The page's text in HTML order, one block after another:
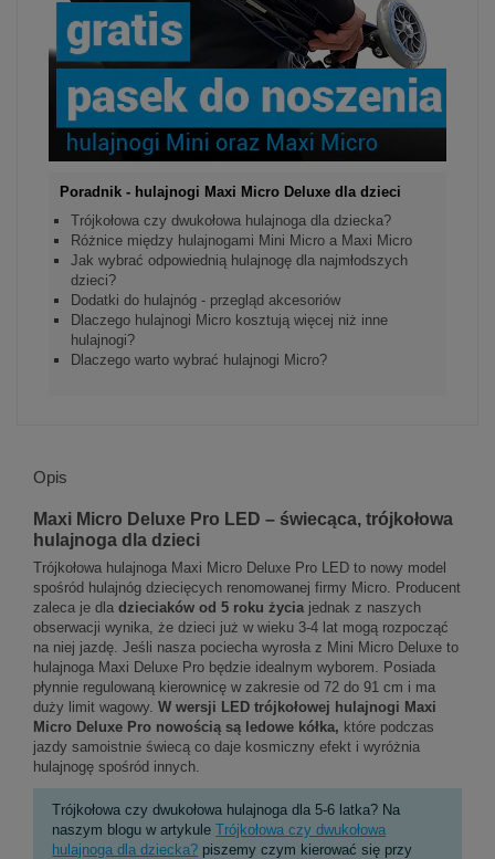
Poradnik - hulajnogi Maxi Micro Deluxe dla dzieci
Trójkołowa czy dwukołowa hulajnoga dla dziecka?
Różnice między hulajnogami Mini Micro a Maxi Micro
Jak wybrać odpowiednią hulajnogę dla najmłodszych
dzieci?
Dodatki do hulajnóg - przegląd akcesoriów
Dlaczego hulajnogi Micro kosztują więcej niż inne
hulajnogi?
Dlaczego warto wybrać hulajnogi Micro?
Opis
Maxi Micro Deluxe Pro LED – świecąca, trójkołowa
hulajnoga dla dzieci
Trójkołowa hulajnoga Maxi Micro Deluxe Pro LED to nowy model
spośród hulajnóg dziecięcych renomowanej firmy Micro. Producent
zaleca je dla dzieciaków od 5 roku życia jednak z naszych
obserwacji wynika, że dzieci już w wieku 3-4 lat mogą rozpocząć
na niej jazdę. Jeśli nasza pociecha wyrosła z Mini Micro Deluxe to
hulajnoga Maxi Deluxe Pro będzie idealnym wyborem. Posiada
płynnie regulowaną kierownicę w zakresie od 72 do 91 cm i ma
duży limit wagowy. W wersji LED trójkołowej hulajnogi Maxi
Micro Deluxe Pro nowością są ledowe kółka, które podczas
jazdy samoistnie świecą co daje kosmiczny efekt i wyróżnia
hulajnogę spośród innych.
Trójkołowa czy dwukołowa hulajnoga dla 5-6 latka? Na
naszym blogu w artykuleTrójkołowa czy dwukołowa
hulajnoga dla dziecka? piszemy czym kierować się przy